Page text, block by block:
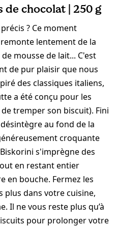
chocolat | 250 g
? Ce moment
lentement de la
mousse de lait... C'est
de pur plaisir que nous
des classiques italiens,
a été conçu pour les
tremper son biscuit). Fini
au fond de la
croquante
s'imprègne des
en restant entier
en bouche. Fermez les
plus dans votre cuisine,
Il ne vous reste plus qu’à
pour prolonger votre